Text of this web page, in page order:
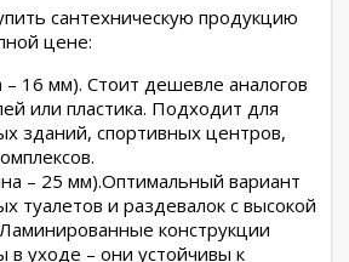
сантехническую продукцию
цене:
16 мм). Стоит дешевле аналогов
или пластика. Подходит для
зданий, спортивных центров,
– 25 мм).Оптимальный вариант
туалетов и раздевалок с высокой
конструкции
в уходе – они устойчивы к